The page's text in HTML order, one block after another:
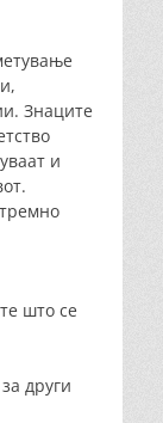
Знаците
и
што се
други